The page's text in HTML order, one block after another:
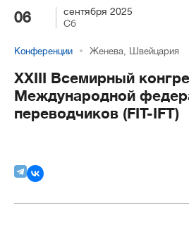
06
сентября 2025
Сб
Конференции Женева, Швейцария
XXIII Всемирный
Международной
переводчиков (FIT-IFT)